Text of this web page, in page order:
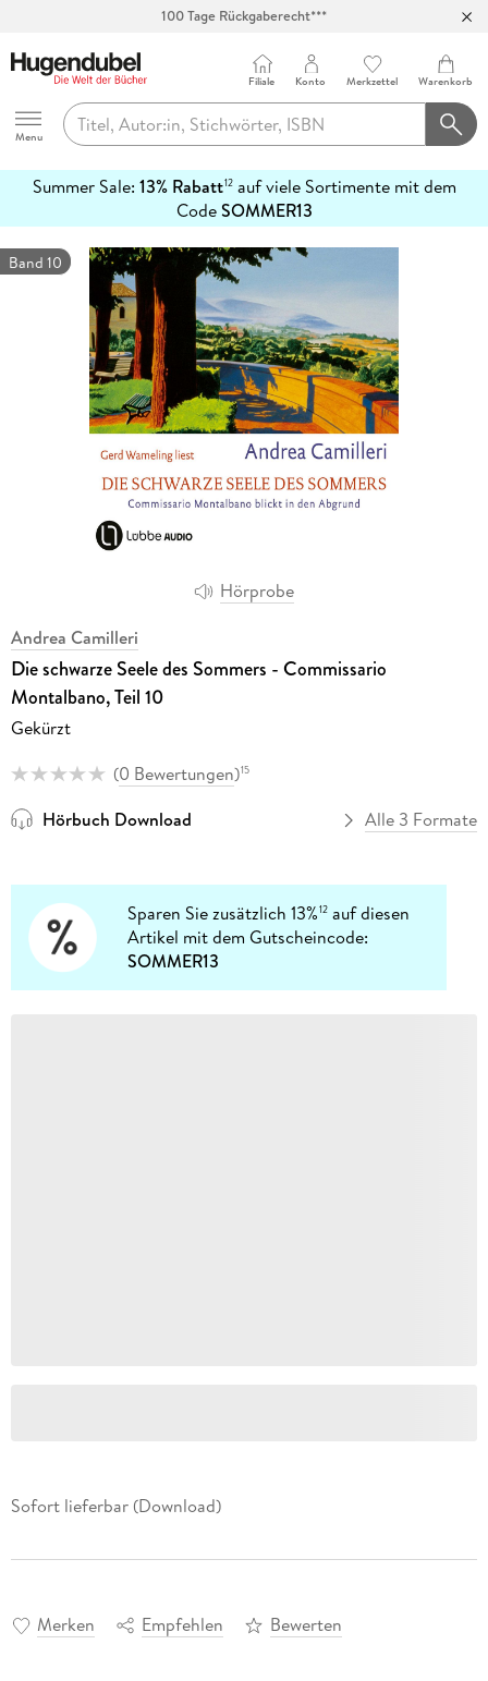
100 Tage Rückgaberecht***
Hugendubel
Menu
Filiale Konto Merkzettel Warenkorb
Summer Sale: 13% Rabatt12auf viele Sortimente mit dem
CodeSOMMER13
erfahren
Hörprobe
Band 10
Andrea Camilleri
Die schwarze Seele des Sommers - Commissario
Montalbano, Teil 10
Gekürzt
(0 Bewertungen)15
Hörbuch Download Alle 3 Formate
Sparen Sie zusätzlich 13%12 auf diesen
Artikel mit dem Gutscheincode:
SOMMER13
Sofort lieferbar (Download)
Merken Empfehlen Bewerten